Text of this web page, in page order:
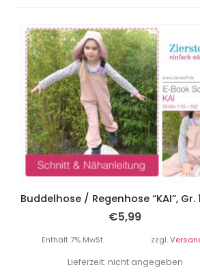
€5,99
Enthält 7% MwSt. zzgl.
Lieferzeit: nicht angegeben